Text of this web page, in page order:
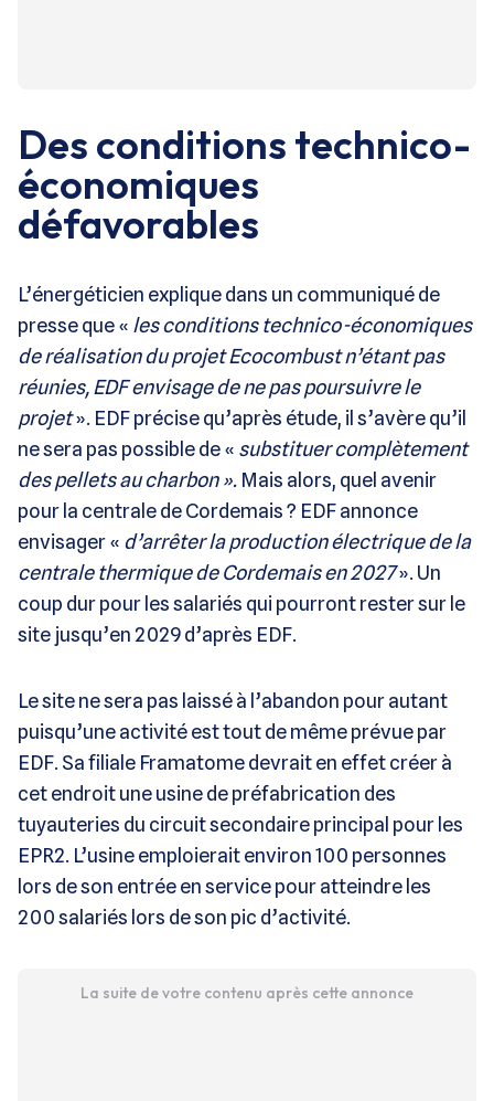
Des conditions technico-
économiques
défavorables
L’énergéticien explique dans un communiqué de
presse que « les conditions technico-économiques
de réalisation du projet Ecocombust n’étant pas
réunies, EDF envisage de ne pas poursuivre le
projet». EDF précise qu’après étude, il s’avère qu’il
ne sera pas possible de « substituer complètement
des pellets au charbon ». Mais alors, quel avenir
pour la centrale de Cordemais ? EDF annonce
envisager « d’arrêter la production électrique de la
centrale thermique de Cordemais en 2027». Un
coup dur pour les salariés qui pourront rester sur le
site jusqu’en 2029 d’après EDF.
Le site ne sera pas laissé à l’abandon pour autant
puisqu’une activité est tout de même prévue par
EDF. Sa filiale Framatome devrait en effet créer à
cet endroit une usine de préfabrication des
tuyauteries du circuit secondaire principal pour les
EPR2. L’usine emploierait environ 100 personnes
lors de son entrée en service pour atteindre les
200 salariés lors de son pic d’activité.
La suite de votre contenu après cette annonce